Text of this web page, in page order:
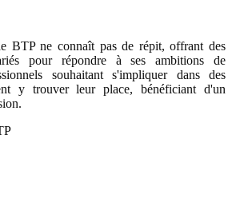
BTP ne connaît pas de répit, offrant des
pour répondre à ses ambitions de
souhaitant s'impliquer dans des
y trouver leur place, bénéficiant d'un